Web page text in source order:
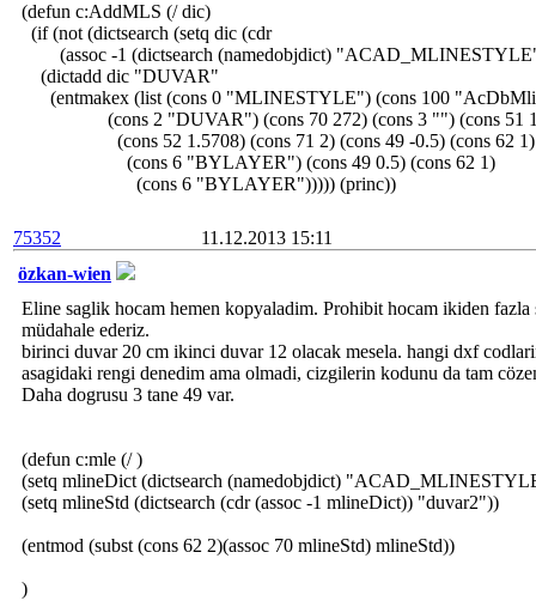
(defun c:AddMLS (/ dic)
(if (not (dictsearch (setq dic (cdr
(assoc -1 (dictsearch (namedobjdict)
(dictadd dic "DUVAR"
(entmakex (list (cons 0 "MLINESTYLE") (cons 100
(cons 2 "DUVAR") (cons 70 272) (cons 3 "") (cons 51
(cons 52 1.5708) (cons 71 2) (cons 49 -0.5) (cons 62 1)
(cons 6 "BYLAYER") (cons 49 0.5) (cons 62 1)
(cons 6 "BYLAYER"))))) (princ))
75352
11.12.2013 15:11
özkan-wien
Eline saglik hocam hemen kopyaladim. Prohibit hocam ikiden
müdahale ederiz.
birinci duvar 20 cm ikinci duvar 12 olacak mesela. hangi dxf
asagidaki rengi denedim ama olmadi, cizgilerin kodunu da tam
Daha dogrusu 3 tane 49 var.
(defun c:mle (/ )
(setq mlineDict (dictsearch (namedobjdict)
(setq mlineStd (dictsearch (cdr (assoc -1 mlineDict)) "duvar2"))
(entmod (subst (cons 62 2)(assoc 70 mlineStd) mlineStd))
)